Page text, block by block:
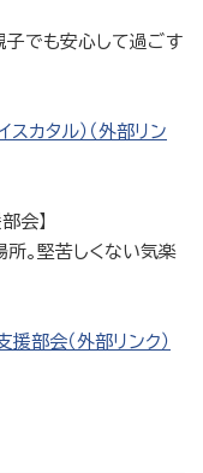
子でも安心して過ごす
スカタル）（外部リン
会】
所。堅苦しくない気楽
部会（外部リンク）